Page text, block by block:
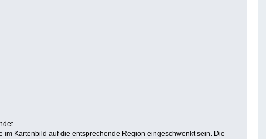
im Kartenbild auf die entsprechende Region eingeschwenkt sein. Die